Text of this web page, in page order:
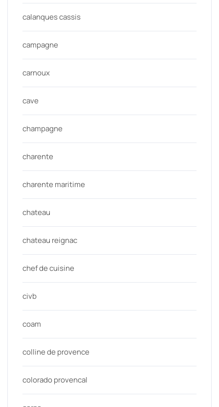
calanques cassis
campagne
carnoux
cave
champagne
charente
charente maritime
chateau
chateau reignac
chef de cuisine
civb
coam
colline de provence
colorado provencal